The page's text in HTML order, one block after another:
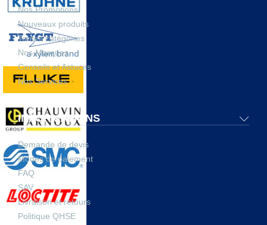
Nos Promotions
Nouveaux produits
Toutes catégories
Nos Marques
Conseils et Astuces
Nos Services
INFORMATIONS
Demande de devis
Modes de paiement
FAQ
SAV
Livraison et retours
Politique QHSE